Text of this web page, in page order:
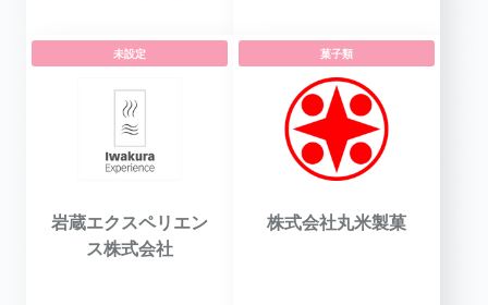
未設定
岩蔵エクスペリエン
ス株式会社
菓子類
株式会社丸米製菓